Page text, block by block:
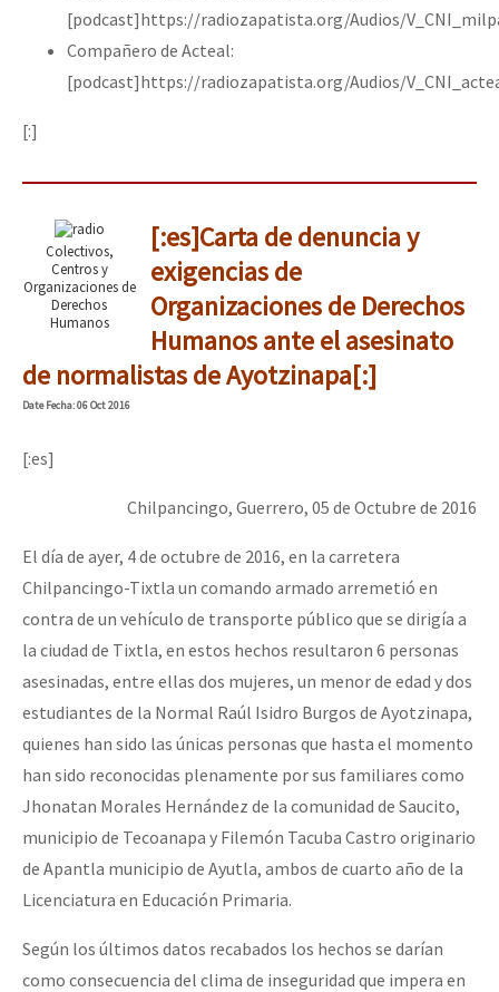
[podcast]https://radiozapatista.org/Audios/
Compañero de Acteal:
[podcast]https://radiozapatista.org/Audios/
[:]
Colectivos,
Centros y
Organizaciones de
Derechos
Humanos
[:es]Carta de denuncia y
exigencias de
Organizaciones de Derechos
Humanos ante el asesinato
de normalistas de Ayotzinapa[:]
DateFecha: 06 Oct 2016
[:es]
Chilpancingo, Guerrero, 05 de Octubre de 2016
El día de ayer, 4 de octubre de 2016, en la carretera
Chilpancingo-Tixtla un comando armado arremetió en
contra de un vehículo de transporte público que se dirigía a
la ciudad de Tixtla, en estos hechos resultaron 6 personas
asesinadas, entre ellas dos mujeres, un menor de edad y dos
estudiantes de la Normal Raúl Isidro Burgos de Ayotzinapa,
quienes han sido las únicas personas que hasta el momento
han sido reconocidas plenamente por sus familiares como
Jhonatan Morales Hernández de la comunidad de Saucito,
municipio de Tecoanapa y Filemón Tacuba Castro originario
de Apantla municipio de Ayutla, ambos de cuarto año de la
Licenciatura en Educación Primaria.
Según los últimos datos recabados los hechos se darían
como consecuencia del clima de inseguridad que impera en